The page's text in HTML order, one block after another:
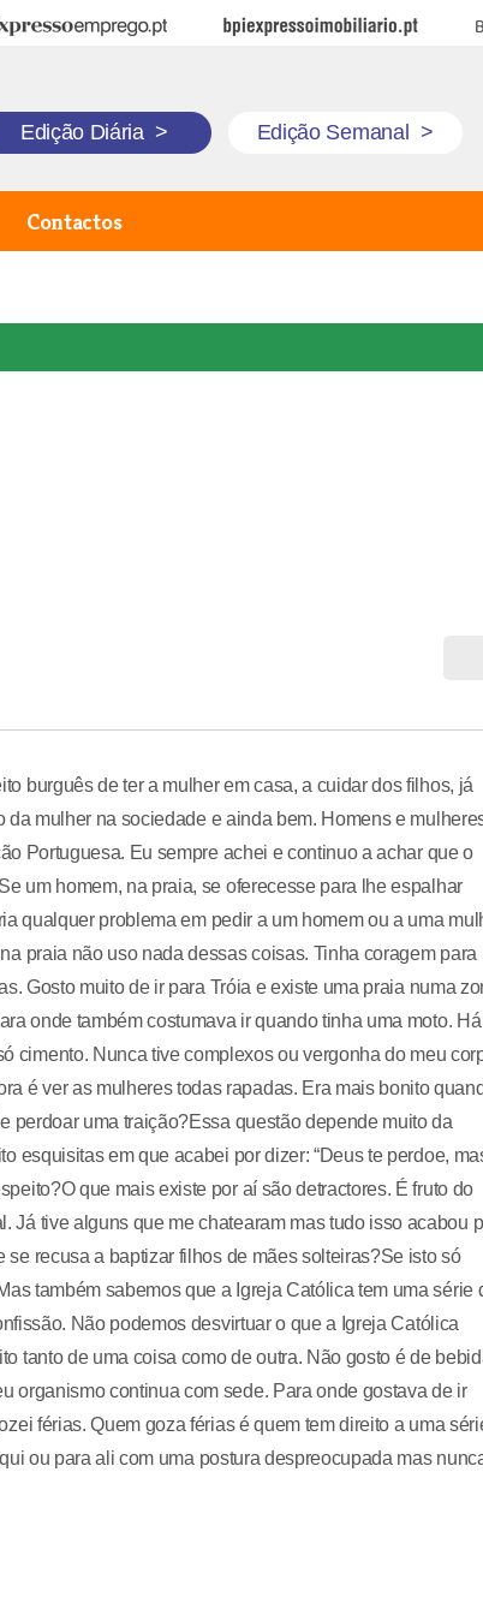
Emprego BPI Expresso Imobiliário
Edição Diária > Edição Semanal >
Contactos
burguês de ter a mulher em casa, a cuidar dos filhos, já
mulher na sociedade e ainda bem. Homens e
Portuguesa. Eu sempre achei e continuo a achar que o
um homem, na praia, se oferecesse para lhe espalhar
qualquer problema em pedir a um homem ou a uma
praia não uso nada dessas coisas. Tinha coragem para
Gosto muito de ir para Tróia e existe uma praia numa
onde também costumava ir quando tinha uma moto.
cimento. Nunca tive complexos ou vergonha do meu
é ver as mulheres todas rapadas. Era mais bonito
perdoar uma traição?Essa questão depende muito da
esquisitas em que acabei por dizer: “Deus te perdoe,
que mais existe por aí são detractores. É fruto do
Já tive alguns que me chatearam mas tudo isso acabou
recusa a baptizar filhos de mães solteiras?Se isto só
também sabemos que a Igreja Católica tem uma série
Não podemos desvirtuar o que a Igreja Católica
tanto de uma coisa como de outra. Não gosto é de
organismo continua com sede. Para onde gostava de ir
férias. Quem goza férias é quem tem direito a uma
ou para ali com uma postura despreocupada mas